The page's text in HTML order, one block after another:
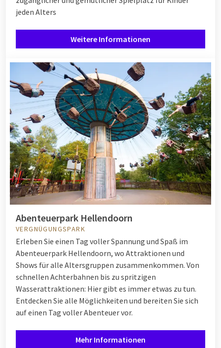
jeden Alters
Weitere Informationen
Abenteuerpark Hellendoorn
VERGNÜGUNGSPARK
Erleben Sie einen Tag voller Spannung und Spaß im
Abenteuerpark Hellendoorn, wo Attraktionen und
Shows für alle Altersgruppen zusammenkommen. Von
schnellen Achterbahnen bis zu spritzigen
Wasserattraktionen: Hier gibt es immer etwas zu tun.
Entdecken Sie alle Möglichkeiten und bereiten Sie sich
auf einen Tag voller Abenteuer vor.
Mehr Informationen